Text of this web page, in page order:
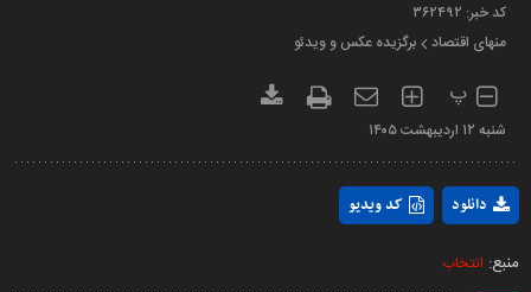
کد خبر: ۳۶۲۴۹۲
منهای اقتصاد
برگزیده عکس و ویدئو
پ
شنبه ۱۲ ارديبهشت ۱۴۰۵
کد ویدیو دانلود
منبع: انتخاب